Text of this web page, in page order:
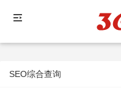
SEO综合查询